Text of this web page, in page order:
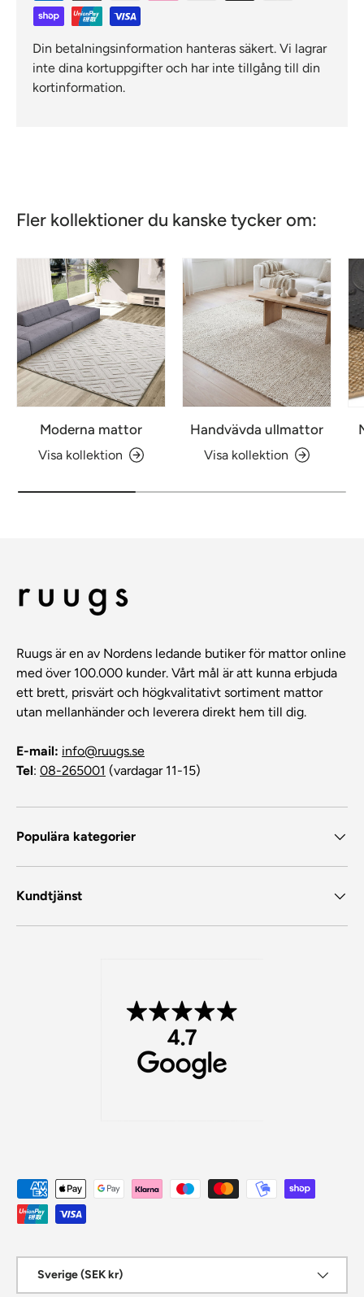
Din betalningsinformation hanteras säkert. Vi lagrar
inte dina kortuppgifter och har inte tillgång till din
kortinformation.
Fler kollektioner du kanske tycker om:
Moderna mattor
Visa kollektion
Handvävda ullmattor
Visa kollektion
Ruugs är en av Nordens ledande butiker för mattor online
med över 100.000 kunder. Vårt mål är att kunna erbjuda
ett brett, prisvärt och högkvalitativt sortiment mattor
utan mellanhänder och leverera direkt hem till dig.
E-mail: info@ruugs.se
Tel: 08-265001 (vardagar 11-15)
Populära kategorier
Kundtjänst
Betalningsmetoder
Sverige (SEK kr)